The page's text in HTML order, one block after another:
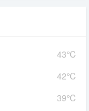
43℃
42℃
39℃